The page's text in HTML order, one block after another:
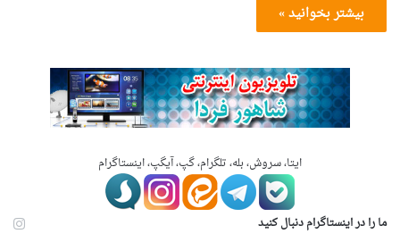
بیشتر بخوانید »
ایتا، سروش، بله، تلگرام، گپ، آیگپ، اینستاگرام
ما را در اینستاگرام دنبال کنید